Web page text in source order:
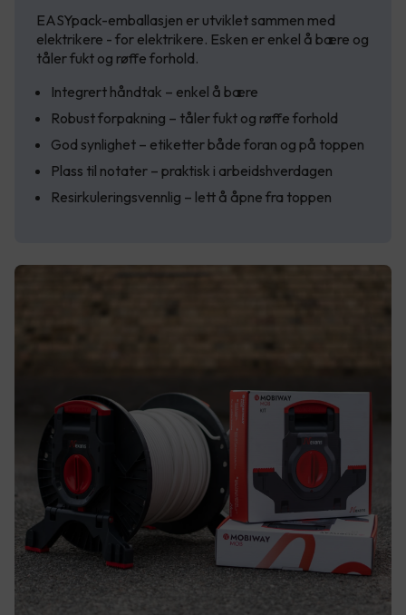
EASYpack-emballasjen er utviklet sammen med
elektrikere - for elektrikere. Esken er enkel å bære og
tåler fukt og røffe forhold.
Integrert håndtak – enkel å bære
Robust forpakning – tåler fukt og røffe forhold
God synlighet – etiketter både foran og på toppen
Plass til notater – praktisk i arbeidshverdagen
Resirkuleringsvennlig – lett å åpne fra toppen